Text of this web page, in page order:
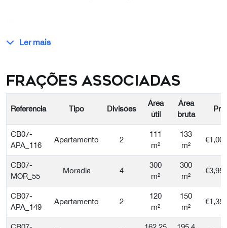
Ler mais
Frações Associadas
Referência Tipo Divisões
Área
útil
Área
bruta
CB07-
APA_116
Apartamento 2
111
m²
133
m²
CB07-
MOR_55
Moradia 4
300
m²
300
m²
CB07-
APA_149
Apartamento 2
120
m²
150
m²